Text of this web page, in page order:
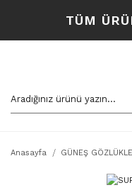
TÜM
Anasayfa GÜNEŞ